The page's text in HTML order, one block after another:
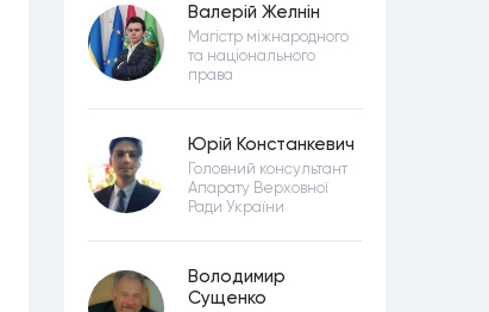
Валерій Желнін
Магістр міжнародного
та національного
права
Юрій Констанкевич
Головний консультант
Апарату Верховної
Ради України
Володимир
Сущенко